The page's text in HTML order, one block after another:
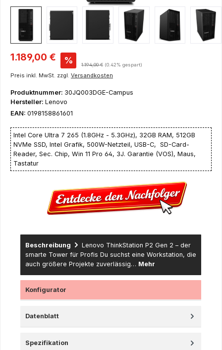
Verkaufspreis:
1.189,00 € % Regulärer Preis:
1.194,00 € (0.42% gespart)
Preis inkl. MwSt. zzgl. Versandkosten
Produktnummer: 30JQ003DGE-Campus
Hersteller: Lenovo
EAN: 0198158861601
Intel Core Ultra 7 265 (1.8GHz - 5.3GHz), 32GB RAM, 512GB
NVMe SSD, Intel Grafik, 500W-Netzteil, USB-C, SD-Card-
Reader, Sec. Chip, Win 11 Pro 64, 3J. Garantie (VOS), Maus,
Tastatur
Beschreibung
Lenovo ThinkStation P2 Gen 2 – der
smarte Tower für Profis Du suchst eine Workstation, die
auch größere Projekte zuverlässig… Mehr
Konfigurator
Datenblatt
Spezifikation